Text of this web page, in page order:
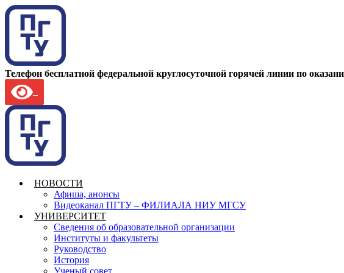
Телефон бесплатной федеральной круглосуточной горячей линии по
НОВОСТИ
Афиша, анонсы
Видеоканал ПГТУ – ФИЛИАЛА НИУ МГСУ
УНИВЕРСИТЕТ
Сведения об образовательной организации
Институты и факультеты
Руководство
История
Ученый совет